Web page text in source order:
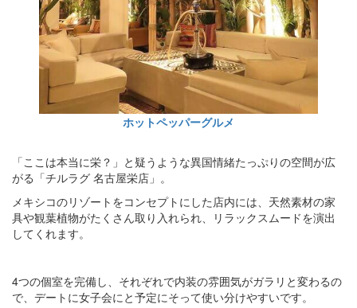
ホットペッパーグルメ
「ここは本当に栄？」と疑うような異国情緒たっぷりの空間が広
がる「チルラグ 名古屋栄店」。
メキシコのリゾートをコンセプトにした店内には、天然素材の家
具や観葉植物がたくさん取り入れられ、リラックスムードを演出
してくれます。
4つの個室を完備し、それぞれで内装の雰囲気がガラリと変わるの
で、デートに女子会にと予定にそって使い分けやすいです。